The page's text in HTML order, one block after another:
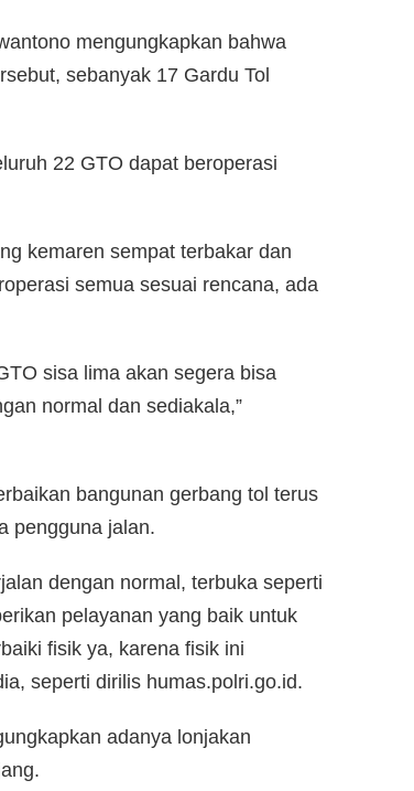
mengungkapkan bahwa
sebanyak 17 Gardu Tol
22 GTO dapat beroperasi
kemaren sempat terbakar dan
semua sesuai rencana, ada
sisa lima akan segera bisa
normal dan sediakala,”
bangunan gerbang tol terus
pengguna jalan.
dengan normal, terbuka seperti
pelayanan yang baik untuk
fisik ya, karena fisik ini
seperti dirilis humas.polri.go.id.
adanya lonjakan